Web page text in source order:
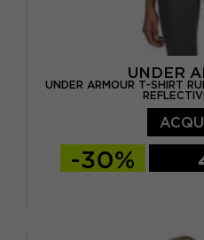
UNDER
UNDER ARMOUR T-SHIRT
-30%